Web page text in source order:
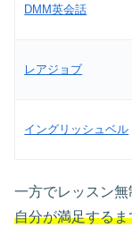
DMM英会話
レアジョブ
イングリッシュベル
一方でレッスン無
自分が満足する